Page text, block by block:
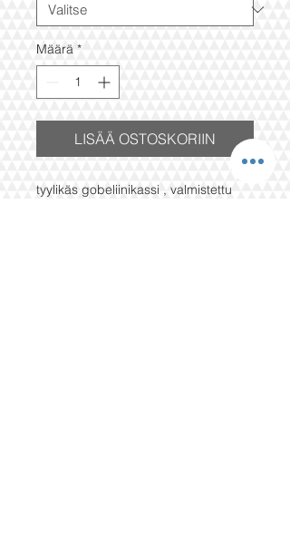
Määrä *
LISÄÄ OSTOSKORIIN
tyylikäs gobeliinikassi , valmistettu